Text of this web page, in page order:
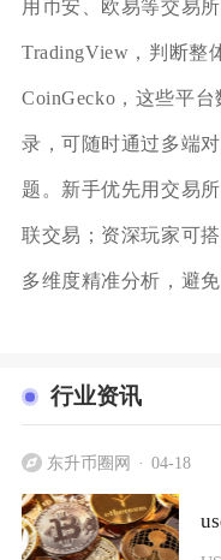
用币安、欧易等交易
TradingView，判断整
CoinGecko，这些平
录，可随时通过多端
题。新手优先用交易
联交易；资深玩家可
多维度精准分析，避
行业资讯
东升币圈网 04-18